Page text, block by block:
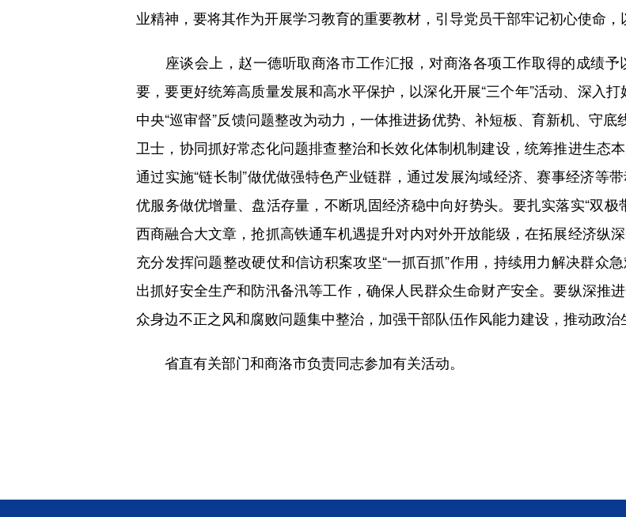
业精神，要将其作为开展学习教育的重要教材，引导党员干部牢记初心使命，
座谈会上，赵一德听取商洛市工作汇报，对商洛各项工作取得的成绩予
要，要更好统筹高质量发展和高水平保护，以深化开展“三个年”活动、深入打
中央“巡审督”反馈问题整改为动力，一体推进扬优势、补短板、育新机、守
卫士，协同抓好常态化问题排查整治和长效化体制机制建设，统筹推进生态
通过实施“链长制”做优做强特色产业链群，通过发展沟域经济、赛事经济等
优服务做优增量、盘活存量，不断巩固经济稳中向好势头。要扎实落实“双
西商融合大文章，抢抓高铁通车机遇提升对内对外开放能级，在拓展经济纵
充分发挥问题整改硬仗和信访积案攻坚“一抓百抓”作用，持续用力解决群众
出抓好安全生产和防汛备汛等工作，确保人民群众生命财产安全。要纵深推
众身边不正之风和腐败问题集中整治，加强干部队伍作风能力建设，推动政治
省直有关部门和商洛市负责同志参加有关活动。